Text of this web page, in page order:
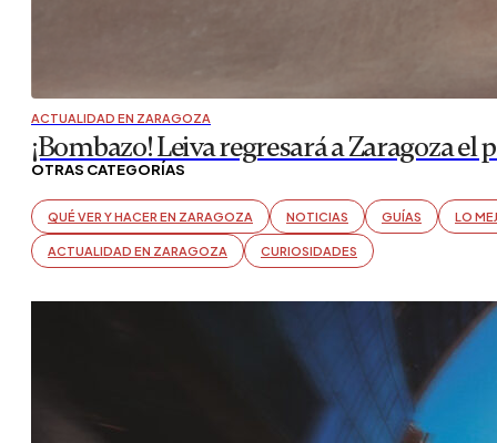
ACTUALIDAD EN ZARAGOZA
¡Bombazo! Leiva regresará a Zaragoza el
OTRAS CATEGORÍAS
QUÉ VER Y HACER EN ZARAGOZA NOTICIAS GUÍAS LO
ACTUALIDAD EN ZARAGOZA CURIOSIDADES